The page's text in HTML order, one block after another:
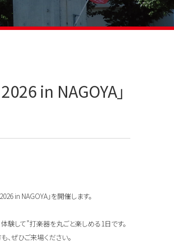
in NAGOYA」
in NAGOYA」を開催します。
体験して”打楽器を丸ごと楽しめる1日です。
ぜひご来場ください。